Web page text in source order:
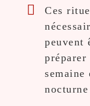
Ces
peuvent
préparer